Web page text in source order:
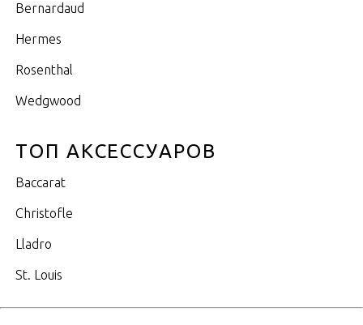
Bernardaud
Hermes
Rosenthal
Wedgwood
ТОП АКСЕССУАРОВ
Baccarat
Christofle
Lladro
St. Louis